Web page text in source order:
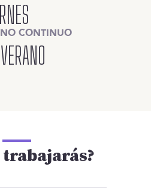
CONTINUO
trabajarás?